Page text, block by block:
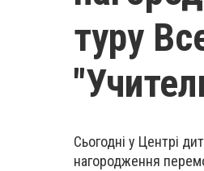
туру
Сьогодні у Центрі
нагородження